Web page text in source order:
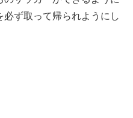
ず取って帰られようにし